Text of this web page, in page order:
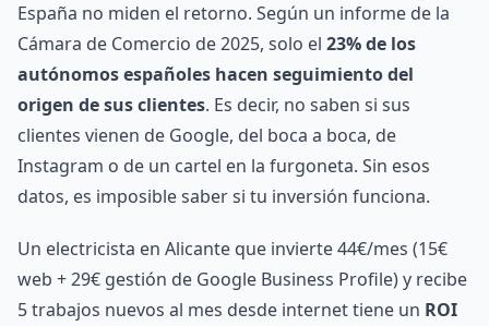
España no miden el retorno. Según un informe de la
Cámara de Comercio de 2025, solo el 23% de los
autónomos españoles hacen seguimiento del
origen de sus clientes. Es decir, no saben si sus
clientes vienen de Google, del boca a boca, de
Instagram o de un cartel en la furgoneta. Sin esos
datos, es imposible saber si tu inversión funciona.
Un electricista en Alicante que invierte 44€/mes (15€
web + 29€ gestión de Google Business Profile) y recibe
5 trabajos nuevos al mes desde internet tiene un ROI